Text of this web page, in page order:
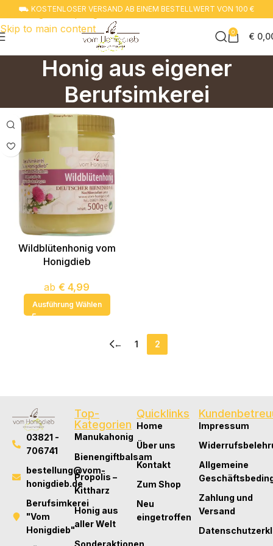
Zur navigation springen
Skip to main content
⛟ KOSTENLOSER VERSAND AB EINEM BESTELLWERT VON 100 €
0 €
Honig aus eigener
Berufsimkerei
Wildblütenhonig vom
Honigdieb
ab € 4,99
Ausführung Wählen
← 1 2
03821 -
706741
bestellung@vom-
honigdieb.de
Berufsimkerei
"Vom
Honigdieb"
Top-
Kategorien
Manukahonig
Bienengiftbalsam
Propolis –
Kittharz
Honig aus
aller Welt
Sonderaktionen
Quicklinks
Home
Über uns
Kontakt
Zum Shop
Neu
eingetroffen
Impressum
Allgemeine
Zahlung und
Versand